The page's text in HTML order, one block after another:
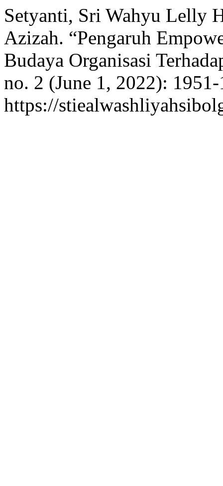
Setyanti, Sri Wahyu Lelly
Azizah. “Pengaruh
Budaya Organisasi
no. 2 (June 1, 2022):
https://